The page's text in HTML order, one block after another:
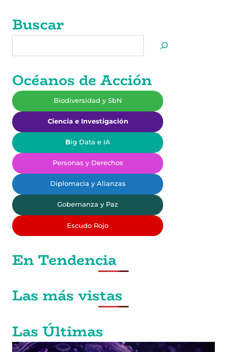
Buscar
Océanos de Acción
Biodiversidad y SbN
Ciencia e Investigación
Big Data e IA
Personas y Derechos
Diplomacia y Alianzas
Gobernanza y Paz
Escudo Rojo
En Tendencia
Las más vistas
Las Últimas